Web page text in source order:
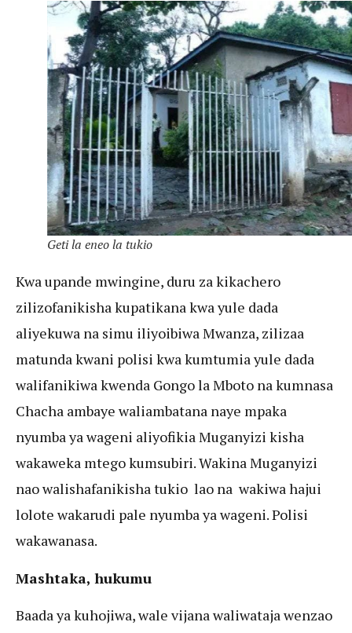
Geti la eneo la tukio
Kwa upande mwingine, duru za kikachero
zilizofanikisha kupatikana kwa yule dada
aliyekuwa na simu iliyoibiwa Mwanza, zilizaa
matunda kwani polisi kwa kumtumia yule dada
walifanikiwa kwenda Gongo la Mboto na kumnasa
Chacha ambaye waliambatana naye mpaka
nyumba ya wageni aliyofikia Muganyizi kisha
wakaweka mtego kumsubiri. Wakina Muganyizi
nao walishafanikisha tukio lao na wakiwa hajui
lolote wakarudi pale nyumba ya wageni. Polisi
wakawanasa.
Mashtaka, hukumu
Baada ya kuhojiwa, wale vijana waliwataja wenzao